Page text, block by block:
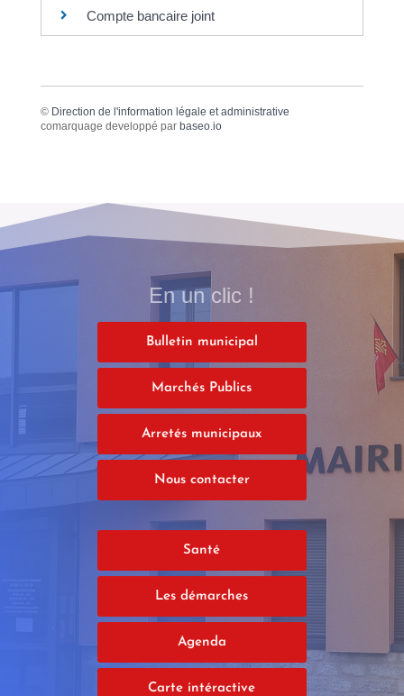
Compte bancaire joint
© Direction de l'information légale et administrative
comarquage developpé par baseo.io
En un clic !
Bulletin municipal
Marchés Publics
Arretés municipaux
Nous contacter
Santé
Les démarches
Agenda
Carte intéractive